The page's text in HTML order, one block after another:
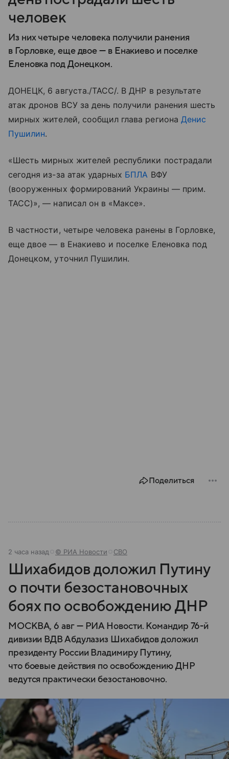
человек
Из них четыре человека получили ранения
в Горловке, еще двое — в Енакиево и поселке
Еленовка под Донецком.
ДОНЕЦК, 6 августа./ТАСС/. В ДНР в результате
атак дронов ВСУ за день получили ранения шесть
мирных жителей, сообщил глава региона Денис
Пушилин.
«Шесть мирных жителей республики пострадали
сегодня из-за атак ударных БПЛА ВФУ
(вооруженных формирований Украины — прим.
ТАСС)», — написал он в «Максе».
В частности, четыре человека ранены в Горловке,
еще двое — в Енакиево и поселке Еленовка под
Донецком, уточнил Пушилин.
Поделиться
2 часа назад © РИА Новости СВО
Шихабидов доложил Путину
о почти безостановочных
боях по освобождению ДНР
МОСКВА, 6 авг — РИА Новости. Командир 76-й
дивизии ВДВ Абдулазиз Шихабидов доложил
президенту России Владимиру Путину,
что боевые действия по освобождению ДНР
ведутся практически безостановочно.